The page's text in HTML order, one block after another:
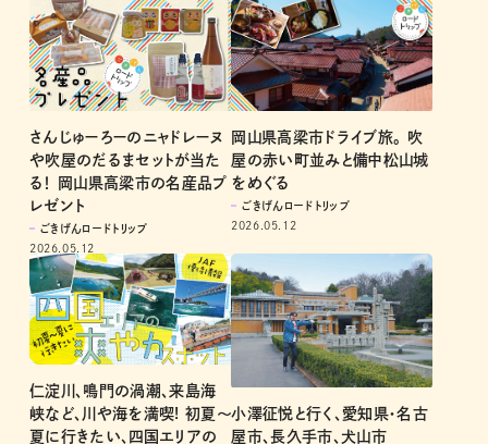
さんじゅーろーのニャドレーヌ
や吹屋のだるまセットが当た
る！ 岡山県高梁市の名産品プ
レゼント
ごきげんロードトリップ
2026.05.12
岡山県高梁市ドライブ旅。 吹
屋の赤い町並みと備中松山城
をめぐる
ごきげんロードトリップ
2026.05.12
仁淀川、鳴門の渦潮、来島海
峡など、川や海を満喫! 初夏～
夏に行きたい、四国エリアの
小澤征悦と行く、愛知県・名古
屋市、長久手市、犬山市